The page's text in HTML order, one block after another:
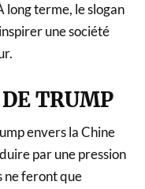
long terme, le slogan
une société
TRUMP
envers la Chine
par une pression
ne feront que